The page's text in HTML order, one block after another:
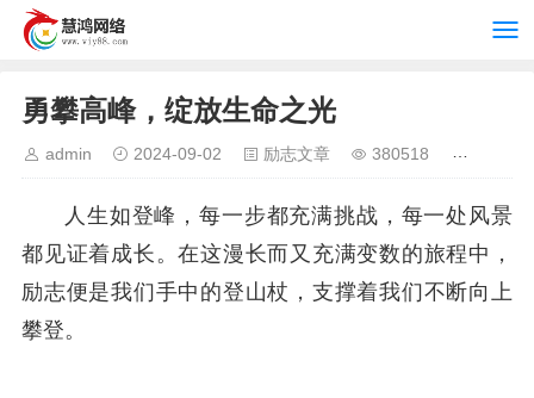
勇攀高峰，绽放生命之光
admin 2024-09-02 励志文章 380518
人生如登峰，每一步都充满挑战，每一处风景
都见证着成长。在这漫长而又充满变数的旅程中，
励志便是我们手中的登山杖，支撑着我们不断向上
攀登。